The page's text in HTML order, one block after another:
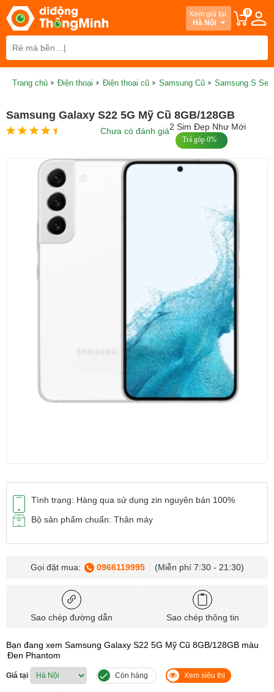
Xem giá tại:
Hà Nội
0
Trang chủ Điện thoại Điện thoại cũ Samsung Cũ Samsung S
Samsung Galaxy S22 5G Mỹ Cũ 8GB/128GB
2 Sim Đẹp Như Mới
Chưa có đánh giá
Trả góp 0%
Tình trạng: Hàng qua sử dụng zin nguyên bản 100%
Bộ sản phẩm chuẩn: Thân máy
Gọi đặt mua: 0966119995 (Miễn phí 7:30 - 21:30)
Sao chép đường dẫn Sao chép thông tin
Bạn đang xem Samsung Galaxy S22 5G Mỹ Cũ 8GB/128GB màu
Đen Phantom
Giá tại Còn hàng Xem siêu thị